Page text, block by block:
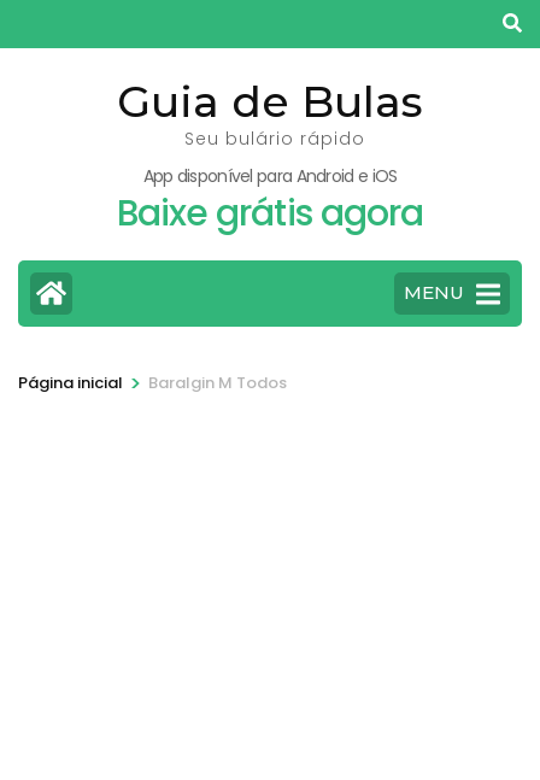
para
Guia de Bulas
Seu bulário rápido
App disponível para Android e iOS
Baixe grátis agora
MENU
Página inicial > Baralgin M Todos